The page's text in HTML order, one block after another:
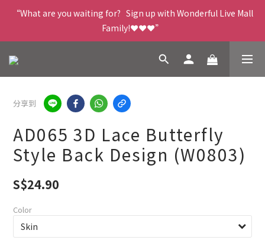
“What are you waiting for?   Sign up with Wonderful Live Mall
Family!❤️❤️❤️”
分享到
AD065 3D Lace Butterfly
Style Back Design (W0803)
S$24.90
Color